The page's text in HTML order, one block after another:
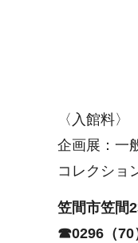
〈入館料〉
企画展：一
コレクショ
笠間市笠間
☎0296（70